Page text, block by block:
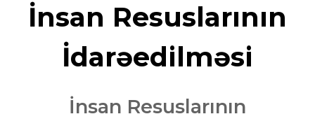
İnsan Resuslarının
İdarəedilməsi
İnsan Resuslarının